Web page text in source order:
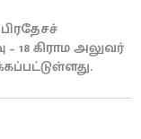
– 18 கிராம அலுவர்